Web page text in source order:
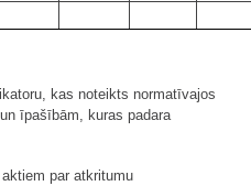
kas noteikts normatīvajos
īpašībām, kuras padara
par atkritumu